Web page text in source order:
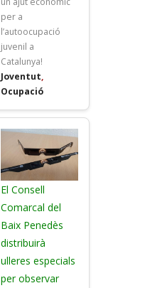
per a
l’autoocupació
juvenil a
Catalunya!
Joventut,
Ocupació
El Consell
Comarcal del
Baix Penedès
distribuirà
ulleres especials
per observar